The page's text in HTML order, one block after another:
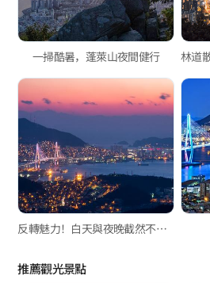
一掃酷暑，蓬萊山夜間健行
反轉魅力！白天與夜晚截然不同的釜山景點
推薦觀光景點